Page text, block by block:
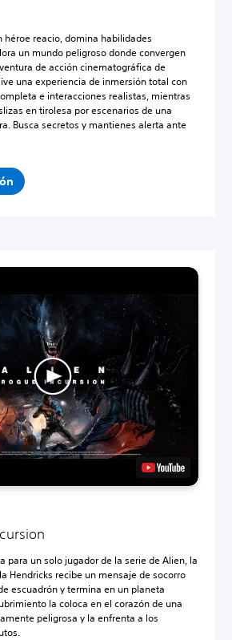
héroe reacio, domina habilidades
un mundo peligroso donde convergen
de acción cinematográfica de
una experiencia de inmersión total con
e interacciones realistas, mientras
en tirolesa por escenarios de una
Busca secretos y mantienes alerta ante
para un solo jugador de la serie de Alien, la
Hendricks recibe un mensaje de socorro
escuadrón y termina en un planeta
la coloca en el corazón de una
peligrosa y la enfrenta a los